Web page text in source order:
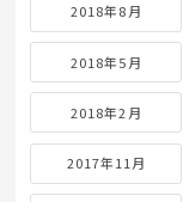
2018年8月
2018年5月
2018年2月
2017年11月